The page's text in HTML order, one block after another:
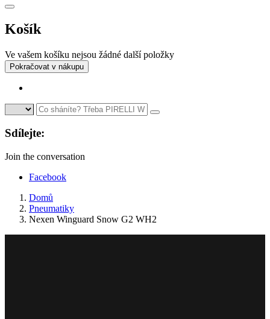
Košík
Ve vašem košíku nejsou žádné další položky
Pokračovat v nákupu
Sdílejte:
Join the conversation
Facebook
Domů
Pneumatiky
Nexen Winguard Snow G2 WH2